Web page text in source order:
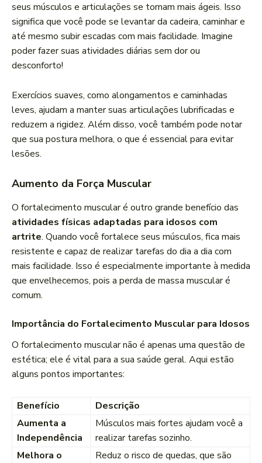
seus músculos e articulações se tornam mais ágeis. Isso
significa que você pode se levantar da cadeira, caminhar e
até mesmo subir escadas com mais facilidade. Imagine
poder fazer suas atividades diárias sem dor ou
desconforto!
Exercícios suaves, como alongamentos e caminhadas
leves, ajudam a manter suas articulações lubrificadas e
reduzem a rigidez. Além disso, você também pode notar
que sua postura melhora, o que é essencial para evitar
lesões.
Aumento da Força Muscular
O fortalecimento muscular é outro grande benefício das
atividades físicas adaptadas para idosos com
artrite. Quando você fortalece seus músculos, fica mais
resistente e capaz de realizar tarefas do dia a dia com
mais facilidade. Isso é especialmente importante à medida
que envelhecemos, pois a perda de massa muscular é
comum.
Importância do Fortalecimento Muscular para Idosos
O fortalecimento muscular não é apenas uma questão de
estética; ele é vital para a sua saúde geral. Aqui estão
alguns pontos importantes:
Benefício
Descrição
Aumenta a
Independência
Músculos mais fortes ajudam você a
realizar tarefas sozinho.
Melhora o
Reduz o risco de quedas, que são